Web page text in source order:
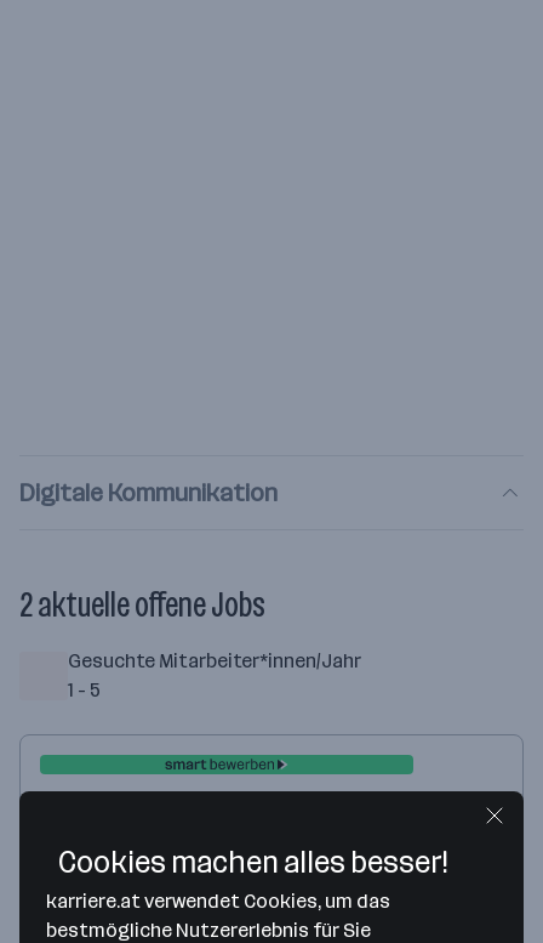
Digitale Kommunikation
Kommunikation betreut. Die Mitarbeiter:innen vereinen
und bringen sie schlagkräftig auf den Boden.
2 aktuelle offene Jobs
Gesuchte Mitarbeiter*innen/Jahr
1 - 5
Teamlead & Channel Manager YouTube
Gestern veröffentlicht
Wien
ab 4.079 € monatlich
Cookies machen alles besser!
karriere.at verwendet Cookies, um das
bestmögliche Nutzererlebnis für Sie